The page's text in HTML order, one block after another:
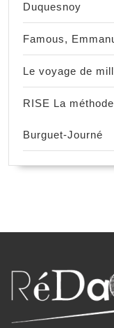
Duquesnoy
Famous,
Le voyage de
RISE La
Burguet-Journé